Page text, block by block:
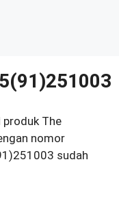
produk The
nomor
sudah